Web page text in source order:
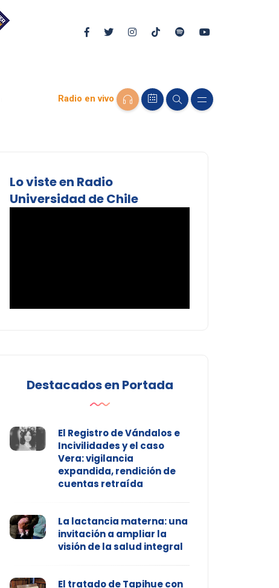
Radio en vivo
Lo viste en Radio
Universidad de Chile
Destacados en Portada
El Registro de Vándalos e
Incivilidades y el caso
Vera: vigilancia
expandida, rendición de
cuentas retraída
La lactancia materna: una
invitación a ampliar la
visión de la salud integral
El tratado de Tapihue con